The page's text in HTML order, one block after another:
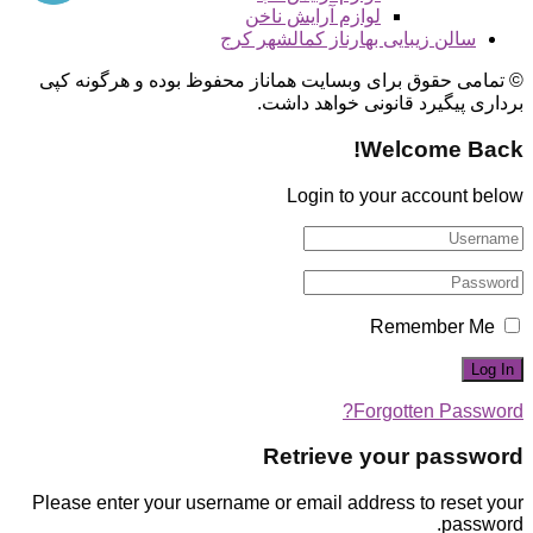
لوازم آرایش ناخن
سالن زیبایی بهارناز کمالشهر کرج
© تمامی حقوق برای وبسایت هماناز محفوظ بوده و هرگونه کپی
برداری پیگیرد قانونی خواهد داشت.
Welcome Back!
Login to your account below
Remember Me
Forgotten Password?
Retrieve your password
Please enter your username or email address to reset your
password.